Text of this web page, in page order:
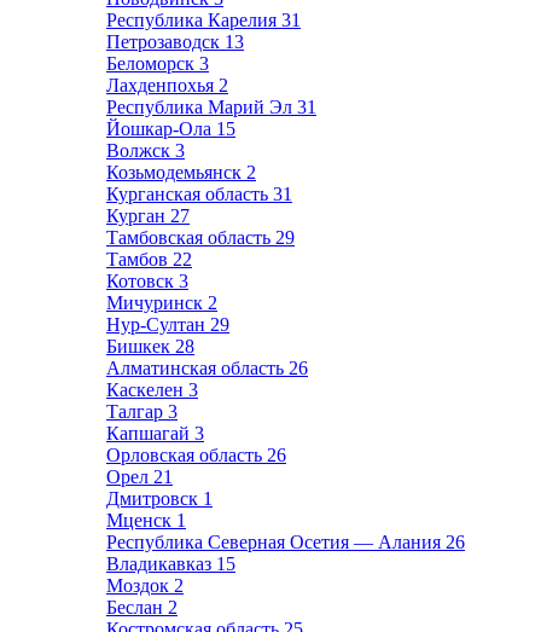
Республика Карелия 31
Петрозаводск 13
Беломорск 3
Лахденпохья 2
Республика Марий Эл 31
Йошкар-Ола 15
Волжск 3
Козьмодемьянск 2
Курганская область 31
Курган 27
Тамбовская область 29
Тамбов 22
Котовск 3
Мичуринск 2
Нур-Султан 29
Бишкек 28
Алматинская область 26
Каскелен 3
Талгар 3
Капшагай 3
Орловская область 26
Орел 21
Дмитровск 1
Мценск 1
Республика Северная Осетия — Алания 26
Владикавказ 15
Моздок 2
Беслан 2